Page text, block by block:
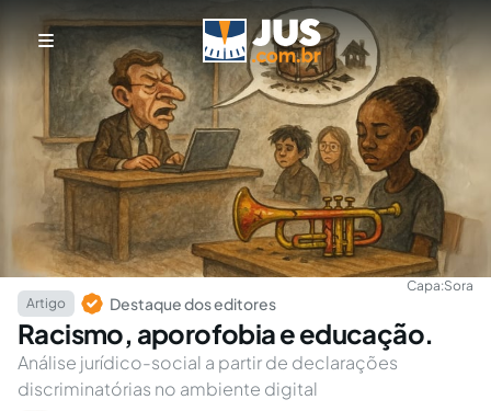
Capa:Sora
Artigo
Destaque dos editores
Racismo, aporofobia e educação.
Análise jurídico-social a partir de declarações
discriminatórias no ambiente digital